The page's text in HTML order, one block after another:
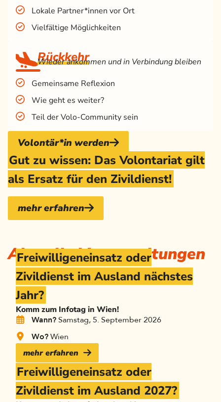
Lokale Partner*innen vor Ort
Vielfältige Möglichkeiten
Rückkehr
Wieder ankommen und in Verbindung bleiben
Gemeinsame Reflexion
Wie geht es weiter?
Teil der Volo-Community sein
Volontär*in werden
Gut zu wissen: Das Volontariat gilt
als Ersatz für den Zivildienst!
mehr erfahren
Aktuelle Veranstaltungen
Freiwilligeneinsatz oder
Zivildienst im Ausland nächstes
Jahr?
Komm zum Infotag in Wien!
Wann? Samstag, 5. September 2026
Wo? Wien
mehr erfahren
Freiwilligeneinsatz oder
Zivildienst im Ausland 2027?